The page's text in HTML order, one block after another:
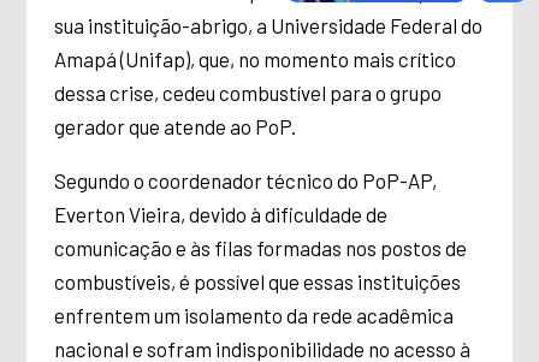
sua instituição-abrigo, a Universidade Federal do
Amapá (Unifap), que, no momento mais crítico
dessa crise, cedeu combustível para o grupo
gerador que atende ao PoP.
Segundo o coordenador técnico do PoP-AP,
Everton Vieira, devido à dificuldade de
comunicação e às filas formadas nos postos de
combustíveis, é possível que essas instituições
enfrentem um isolamento da rede acadêmica
nacional e sofram indisponibilidade no acesso à